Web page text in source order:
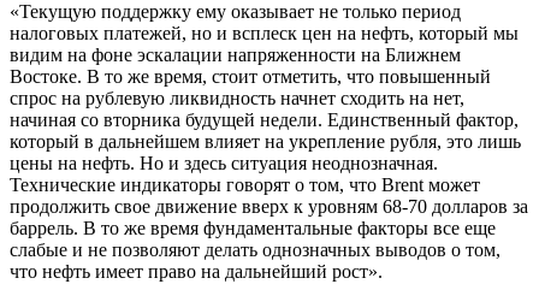
«Текущую поддержку ему оказывает не только период
налоговых платежей, но и всплеск цен на нефть, который мы
видим на фоне эскалации напряженности на Ближнем
Востоке. В то же время, стоит отметить, что повышенный
спрос на рублевую ликвидность начнет сходить на нет,
начиная со вторника будущей недели. Единственный фактор,
который в дальнейшем влияет на укрепление рубля, это лишь
цены на нефть. Но и здесь ситуация неоднозначная.
Технические индикаторы говорят о том, что Brent может
продолжить свое движение вверх к уровням 68-70 долларов за
баррель. В то же время фундаментальные факторы все еще
слабые и не позволяют делать однозначных выводов о том,
что нефть имеет право на дальнейший рост».